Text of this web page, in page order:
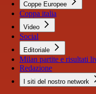
Coppe Europee
Coppa italia
Video
Social
Editoriale
Milan partite e risultati
Redazione
I siti del nostro network